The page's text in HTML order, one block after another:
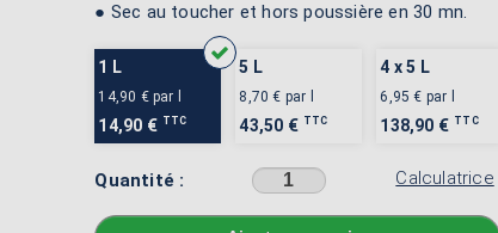
● Sec au toucher et hors poussière en 30 mn.
1 L
14,90 €par l
14,90 € TTC
5 L
8,70 € par l
43,50 € TTC
4 x 5 L
6,95 € par l
138,90 € TTC
Quantité : Calculatrice
Sélectionner une couleur avant d'ajouter au panier